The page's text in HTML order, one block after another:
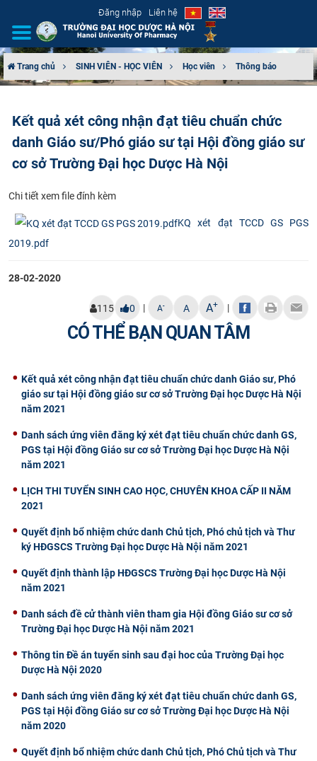
Đăng nhập Liên hệ
CƠ CẤU TỔ CHỨC
TUYỂN SINH
ĐÀO TẠO
ĐẢM BẢO CHẤT LƯỢNG
CỰU NGƯỜI HỌC
Trang chủ SINH VIÊN - HỌC VIÊN Học viên Thông báo
Kết quả xét công nhận đạt tiêu chuẩn chức
danh Giáo sư/Phó giáo sư tại Hội đồng giáo sư
cơ sở Trường Đại học Dược Hà Nội
C​hi tiết xem file đính kèm
KQ xét đạt TCCD GS PGS
2019.pdf
28-02-2020
115 0 | A- A A+ |
CÓ THỂ BẠN QUAN TÂM
Kết quả xét công nhận đạt tiêu chuẩn chức danh Giáo sư, Phó
giáo sư tại Hội đồng giáo sư cơ sở Trường Đại học Dược Hà Nội
năm 2021
Danh sách ứng viên đăng ký xét đạt tiêu chuẩn chức danh GS,
PGS tại Hội đồng Giáo sư cơ sở Trường Đại học Dược Hà Nội
năm 2021
​LỊCH THI TUYỂN SINH CAO HỌC, CHUYÊN KHOA CẤP II NĂM
2021
Quyết định bổ nhiệm chức danh Chủ tịch, Phó chủ tịch và Thư
ký HĐGSCS Trường Đại học Dược Hà Nội năm 2021
Quyết định thành lập HĐGSCS Trường Đại học Dược Hà Nội
năm 2021
Danh sách đề cử thành viên tham gia Hội đồng Giáo sư cơ sở
Trường Đại học Dược Hà Nội năm 2021
Thông tin Đề án tuyển sinh sau đại hoc của Trường Đại học
Dược Hà Nội 2020
Danh sách ứng viên đăng ký xét đạt tiêu chuẩn chức danh GS,
PGS tại Hội đồng Giáo sư cơ sở Trường Đại học Dược Hà Nội
năm 2020
Quyết định bổ nhiệm chức danh Chủ tịch, Phó Chủ tịch và Thư